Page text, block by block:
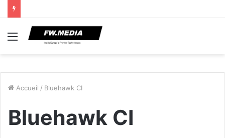
Menu
Accueil / Bluehawk CI
Bluehawk CI